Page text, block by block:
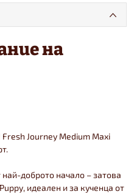
на
Journey Medium Maxi
доброто начало – затова
идеален и за кученца от